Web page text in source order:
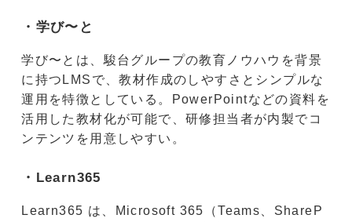
・学び〜と
学び〜とは、駿台グループの教育ノウハウを背景
に持つLMSで、教材作成のしやすさとシンプルな
運用を特徴としている。PowerPointなどの資料を
活用した教材化が可能で、研修担当者が内製でコ
ンテンツを用意しやすい。
・Learn365
Learn365 は、Microsoft 365（Teams、ShareP